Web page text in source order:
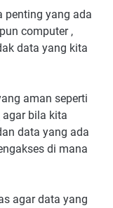
penting yang ada
computer ,
data yang kita
aman seperti
agar bila kita
data yang ada
di mana
agar data yang